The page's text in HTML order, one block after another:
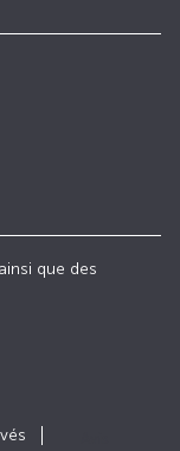
que des